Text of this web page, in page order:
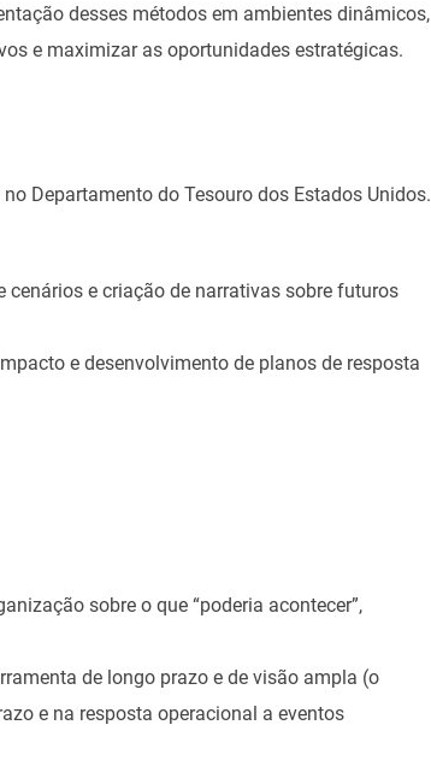
desses métodos em ambientes dinâmicos,
e maximizar as oportunidades estratégicas.
Departamento do Tesouro dos Estados Unidos.
e criação de narrativas sobre futuros
e desenvolvimento de planos de resposta
sobre o que “poderia acontecer”,
de longo prazo e de visão ampla (o
e na resposta operacional a eventos